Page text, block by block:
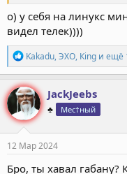
о) у себя на линукс
видел телек))))
Р
е
а
к
ц
и
и
:
Kakadu,ЭХО, Кing и ещё
JackJeebs
♣️ Мес†ный
12 Мар 2024
Бро, ты хавал габану?